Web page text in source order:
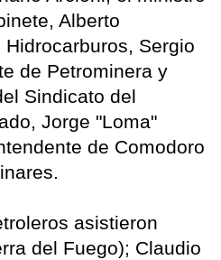
Alberto
Sergio
de Petrominera y
Sindicato del
Jorge "Loma"
de Comodoro
asistieron
del Fuego); Claudio